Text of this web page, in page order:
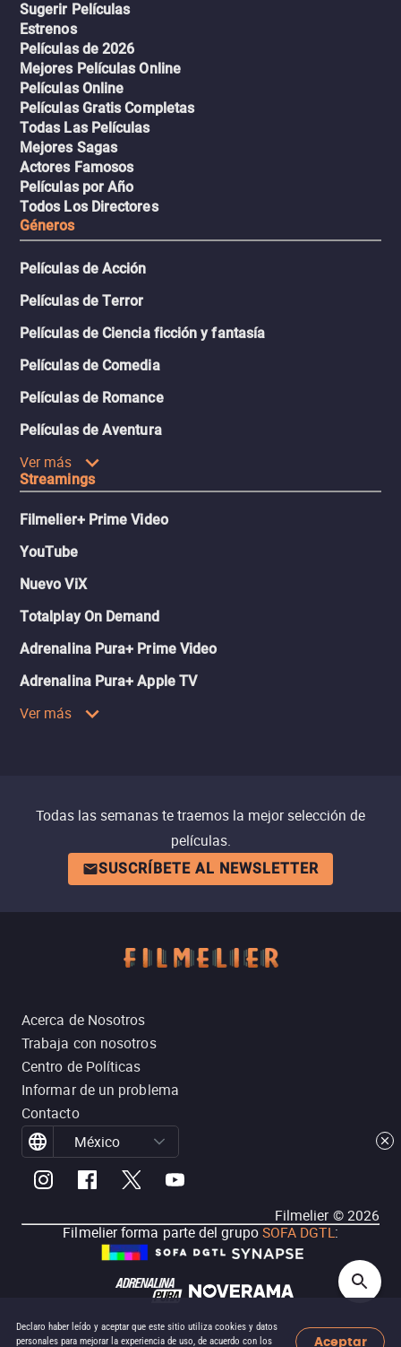
Declaro haber leído y aceptar que este sitio utiliza cookies y datos
personales para mejorar la experiencia de uso, de acuerdo con los
Aceptar
Sugerir Películas
Estrenos
Películas de 2026
Mejores Películas Online
Películas Online
Películas Gratis Completas
Todas Las Películas
Mejores Sagas
Actores Famosos
Películas por Año
Todos Los Directores
Géneros
Películas de Acción
Películas de Terror
Películas de Ciencia ficción y fantasía
Películas de Comedia
Películas de Romance
Películas de Aventura
Ver más
Streamings
Filmelier+ Prime Video
YouTube
Nuevo ViX
Totalplay On Demand
Adrenalina Pura+ Prime Video
Adrenalina Pura+ Apple TV
Ver más
Todas las semanas te traemos la mejor selección de
películas.
SUSCRÍBETE AL NEWSLETTER
Acerca de Nosotros
Trabaja con nosotros
Centro de Políticas
Informar de un problema
Contacto
México
Filmelier ©2026
Filmelier forma parte del grupoSOFA DGTL: